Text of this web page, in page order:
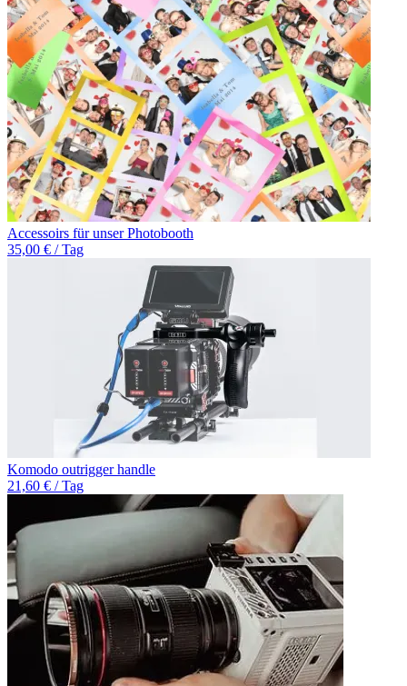
Accessoirs für unser Photobooth
35,00 € / Tag
Komodo outrigger handle
21,60 € / Tag